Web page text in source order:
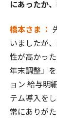
にあったか
橋本さま ：
いましたが
性が高かっ
年末調整」
ョン 給与明
テム導入を
常にありがた